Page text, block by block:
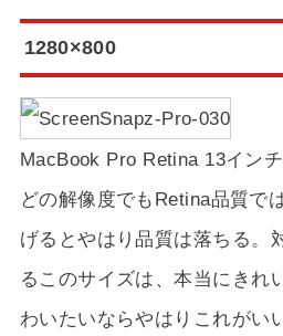
1280×800
MacBook Pro Retina 13インチ
どの解像度でもRetina品質で
げるとやはり品質は落ちる。
るこのサイズは、本当にきれ
わいたいならやはりこれがい